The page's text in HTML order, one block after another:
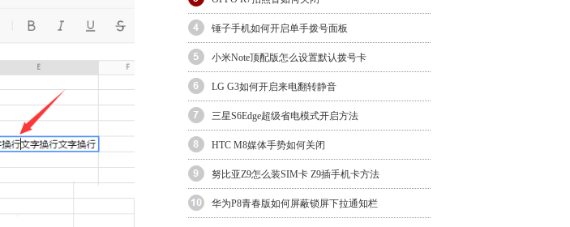
锤子手机如何开启单手拨号面板
小米Note顶配版怎么设置默认拨号卡
LG G3如何开启来电翻转静音
三星S6Edge超级省电模式开启方法
HTC M8媒体手势如何关闭
努比亚Z9怎么装SIM卡 Z9插手机卡方法
华为P8青春版如何屏蔽锁屏下拉通知栏